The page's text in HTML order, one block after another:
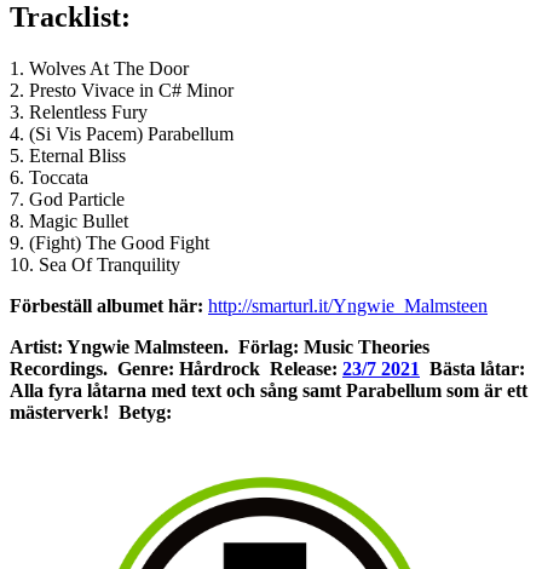
Tracklist:
1. Wolves At The Door
2. Presto Vivace in C# Minor
3. Relentless Fury
4. (Si Vis Pacem) Parabellum
5. Eternal Bliss
6. Toccata
7. God Particle
8. Magic Bullet
9. (Fight) The Good Fight
10. Sea Of Tranquility
Förbeställ albumet här: http://smarturl.it/Yngwie_Malmsteen
Artist: Yngwie Malmsteen. Förlag: Music Theories
Recordings. Genre: Hårdrock Release: 23/7 2021 Bästa låtar:
Alla fyra låtarna med text och sång samt Parabellum som är ett
mästerverk! Betyg: